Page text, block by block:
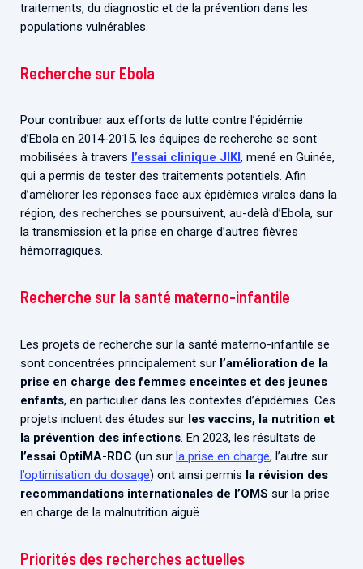
traitements, du diagnostic et de la prévention dans les
populations vulnérables.
Recherche sur Ebola
Pour contribuer aux efforts de lutte contre l’épidémie
d’Ebola en 2014-2015, les équipes de recherche se sont
mobilisées à travers l’essai clinique JIKI, mené en Guinée,
qui a permis de tester des traitements potentiels. Afin
d’améliorer les réponses face aux épidémies virales dans la
région, des recherches se poursuivent, au-delà d’Ebola, sur
la transmission et la prise en charge d’autres fièvres
hémorragiques.
Recherche sur la santé materno-infantile
Les projets de recherche sur la santé materno-infantile se
sont concentrées principalement sur l’amélioration de la
prise en charge des femmes enceintes et des jeunes
enfants, en particulier dans les contextes d’épidémies. Ces
projets incluent des études sur les vaccins, la nutrition et
la prévention des infections. En 2023, les résultats de
l’essai OptiMA-RDC (un sur la prise en charge, l’autre sur
l’optimisation du dosage) ont ainsi permis la révision des
recommandations internationales de l’OMS sur la prise
en charge de la malnutrition aiguë.
Priorités des recherches actuelles